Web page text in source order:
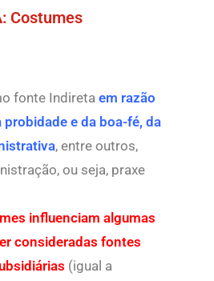
Costumes
fonte Indireta em razão
e da boa-fé, da
, entre outros,
ou seja, praxe
influenciam algumas
consideradas fontes
(igual a